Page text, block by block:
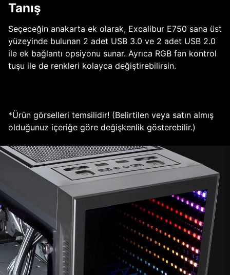
Tanış
Seçeceğin anakarta ek olarak, Excalibur E750 sana üst
yüzeyinde bulunan 2 adet USB 3.0 ve 2 adet USB 2.0
ile ek bağlantı opsiyonu sunar. Ayrıca RGB fan kontrol
tuşu ile de renkleri kolayca değiştirebilirsin.
*Ürün görselleri temsilidir! (Belirtilen veya satın almış
olduğunuz içeriğe göre değişkenlik gösterebilir.)